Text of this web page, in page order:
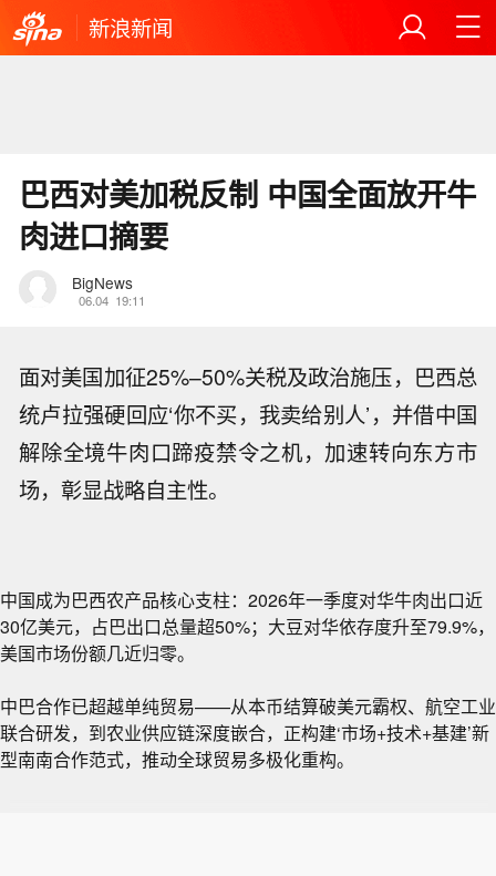
新浪新闻
巴西对美加税反制 中国全面放开牛
肉进口摘要
BigNews
06.04 19:11
面对美国加征25%–50%关税及政治施压，巴西总
统卢拉强硬回应‘你不买，我卖给别人’，并借中国
解除全境牛肉口蹄疫禁令之机，加速转向东方市
场，彰显战略自主性。
中国成为巴西农产品核心支柱：2026年一季度对华牛肉出口近
30亿美元，占巴出口总量超50%；大豆对华依存度升至79.9%，
美国市场份额几近归零。
中巴合作已超越单纯贸易——从本币结算破美元霸权、航空工业
联合研发，到农业供应链深度嵌合，正构建‘市场+技术+基建’新
型南南合作范式，推动全球贸易多极化重构。